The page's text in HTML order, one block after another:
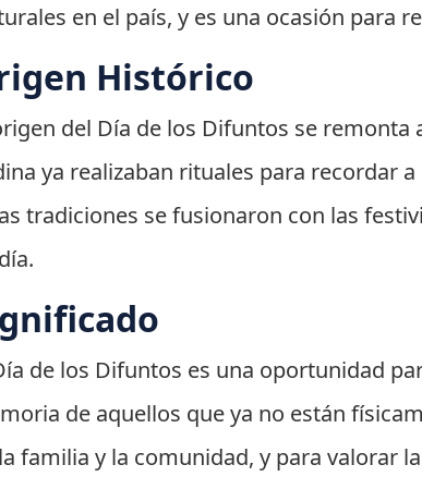
en el país, y es una ocasión para
Histórico
del Día de los Difuntos se
ya realizaban rituales para recordar
tradiciones se fusionaron con las
de los Difuntos es una oportunidad
de aquellos que ya no están
familia y la comunidad, y para valorar